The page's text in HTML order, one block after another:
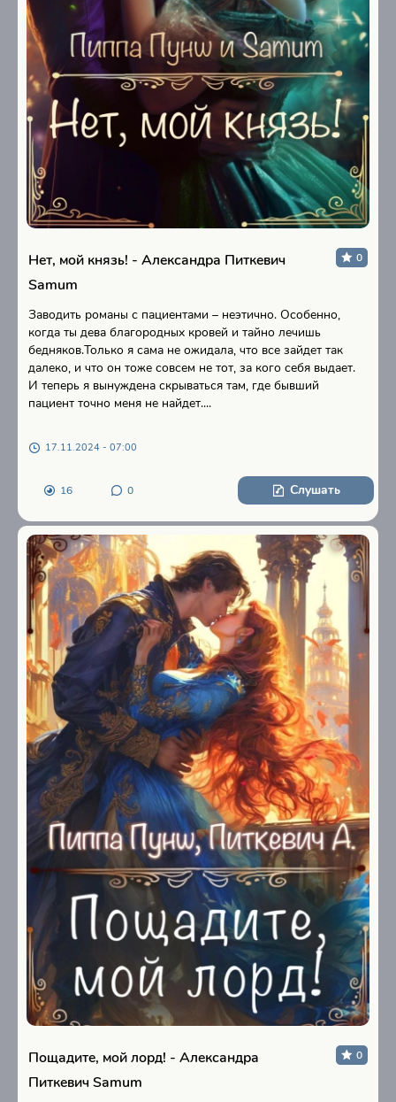
Нет, мой князь! - Александра Питкевич
Samum
0
Заводить романы с пациентами – неэтично. Особенно,
когда ты дева благородных кровей и тайно лечишь
бедняков.Только я сама не ожидала, что все зайдет так
далеко, и что он тоже совсем не тот, за кого себя выдает.
И теперь я вынуждена скрываться там, где бывший
пациент точно меня не найдет....
17.11.2024 - 07:00
16 0 Слушать
Пощадите, мой лорд! - Александра
Питкевич Samum
0